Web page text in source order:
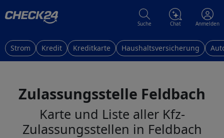
Suche Chat Anmelden
Strom Kredit Kreditkarte Haushaltsversicherung
Zulassungsstelle Feldbach
Karte und Liste aller Kfz-
Zulassungsstellen in Feldbach